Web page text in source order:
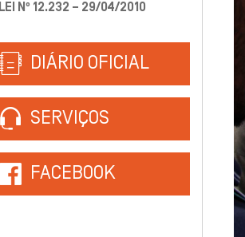
LEI Nº 12.232 – 29/04/2010
DIÁRIO OFICIAL
SERVIÇOS
FACEBOOK